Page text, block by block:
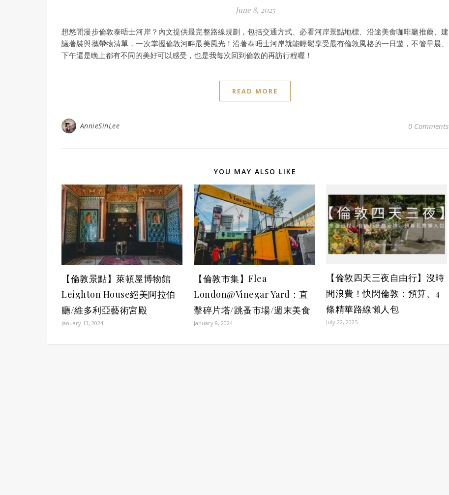
June 8, 2025
想悠閒漫步倫敦泰晤士河岸？內文提供最完整路線規劃，包括交通方式、必看河岸景點地標、沿途美食咖啡廳推薦、建
議著裝與攜帶物清單，一次掌握倫敦河畔最美風光！沿著泰晤士河岸就能輕鬆享受最有倫敦風格的一日遊，不管早晨、
下午還是晚上都有不同的美好可以感受，也是我每次回到倫敦的再訪行程喔！
READ MORE
AnnieSinLee 0 Comments
YOU MAY ALSO LIKE
【倫敦景點】萊頓屋博物館
Leighton House絕美阿拉伯
廳/維多利亞藝術宮殿
January 13, 2024
【倫敦市集】Flea
London@Vinegar Yard：直
擊碎片塔/跳蚤市場/週末美食
January 8, 2024
【倫敦四天三夜自由行】沒時
間浪費！快閃倫敦：預算、4
條精華路線懶人包
July 22, 2025